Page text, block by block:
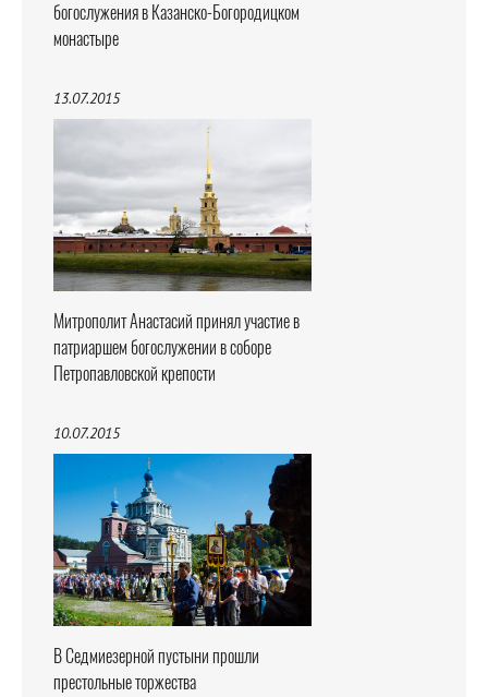
богослужения в Казанско-Богородицком
монастыре
13.07.2015
Митрополит Анастасий принял участие в
патриаршем богослужении в соборе
Петропавловской крепости
10.07.2015
В Седмиезерной пустыни прошли
престольные торжества